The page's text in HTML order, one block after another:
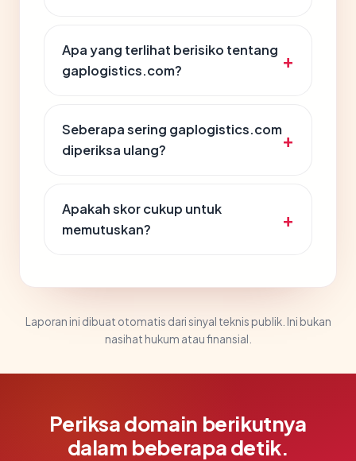
Apa yang terlihat berisiko tentang
gaplogistics.com?
Seberapa sering gaplogistics.com
diperiksa ulang?
Apakah skor cukup untuk
memutuskan?
Laporan ini dibuat otomatis dari sinyal teknis publik. Ini bukan
nasihat hukum atau finansial.
Periksa domain berikutnya
dalam beberapa detik.